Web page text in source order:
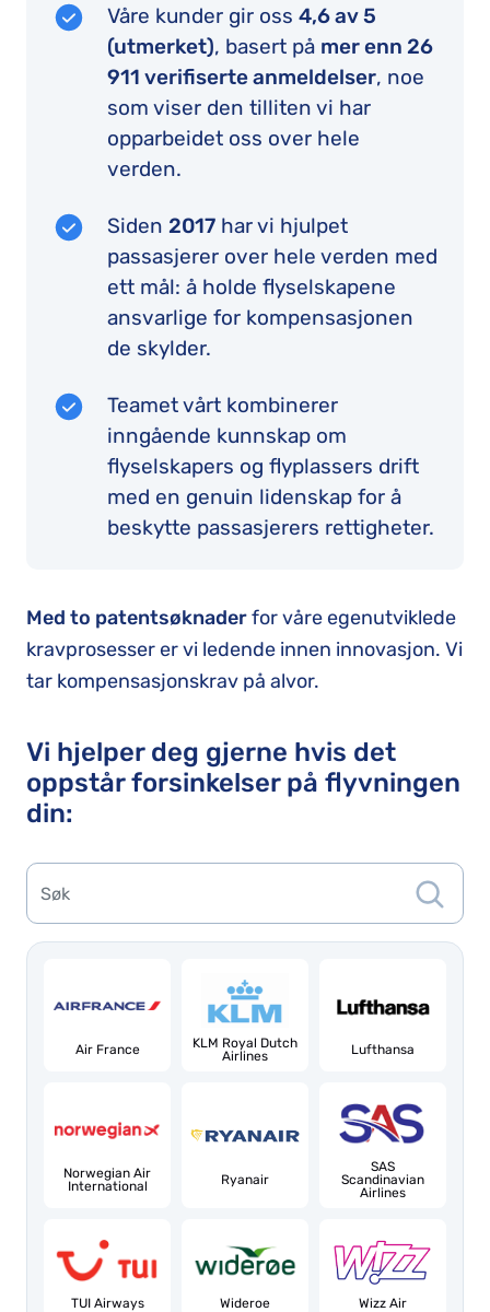
Våre kunder gir oss 4,6av 5
(utmerket), basert på mer enn 26
911 verifiserte anmeldelser, noe
som viser den tilliten vi har
opparbeidet oss over hele
verden.
Siden 2017 har vi hjulpet
passasjerer over hele verden med
ett mål: å holde flyselskapene
ansvarlige for kompensasjonen
de skylder.
Teamet vårt kombinerer
inngående kunnskap om
flyselskapers og flyplassers drift
med en genuin lidenskap for å
beskytte passasjerers rettigheter.
Med to patentsøknaderfor våre egenutviklede
kravprosesser er vi ledende innen innovasjon. Vi
tar kompensasjonskrav på alvor.
Vi hjelper deg gjerne hvis det
oppstår forsinkelser på flyvningen
din:
Air France
KLM Royal Dutch
Airlines
Lufthansa
Norwegian Air
International
Ryanair
SAS
Scandinavian
Airlines
TUI Airways Wideroe Wizz Air